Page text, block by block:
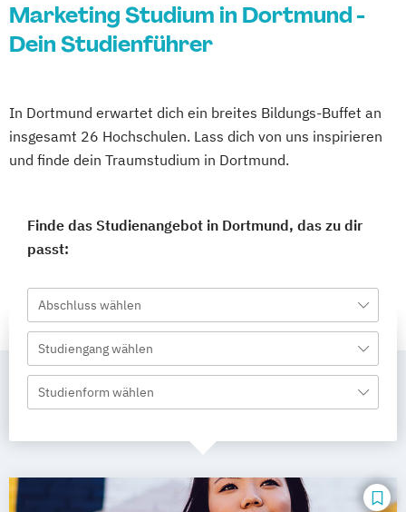
Marketing Studium in Dortmund -
Dein Studienführer
In Dortmund erwartet dich ein breites Bildungs-Buffet an
insgesamt 26 Hochschulen. Lass dich von uns inspirieren
und finde dein Traumstudium in Dortmund.
Finde das Studienangebot in Dortmund, das zu dir
passt:
Abschluss wählen
Studiengang wählen
Studienform wählen